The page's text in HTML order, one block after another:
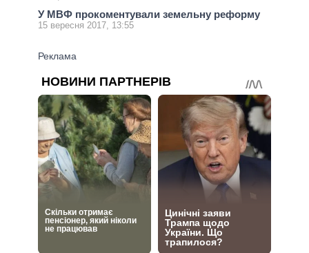
У МВФ прокоментували земельну реформу
15 вересня 2017, 13:55